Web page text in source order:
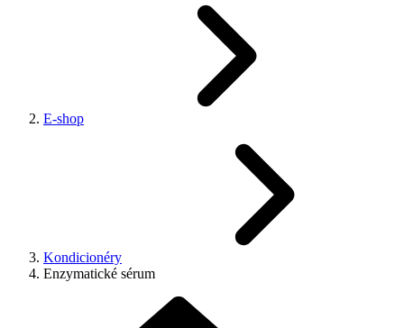
E-shop
Kondicionéry
Enzymatické sérum